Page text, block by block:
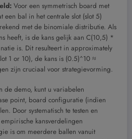
Voor een symmetrisch board met
een bal in het centrale slot (slot 5)
met de binomiale distributie. Als
heeft, is de kans gelijk aan C(10,5) *
is. Dit resulteert in approximately
1 or 10), de kans is (0.5)^10 ≈
zijn cruciaal voor strategievorming.
de demo, kunt u variabelen
point, board configuratie (indien
Door systematisch te testen en
kansverdelingen
is om meerdere ballen vanuit